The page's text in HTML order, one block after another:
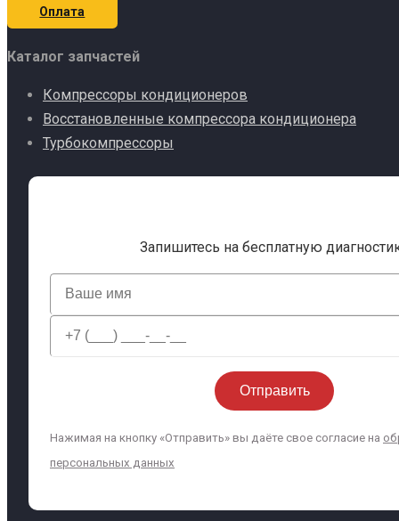
Оплата
Каталог запчастей
Компрессоры кондиционеров
Восстановленные компрессора кондиционера
Турбокомпрессоры
Запишитесь на бесплатную
Нажимая на кнопку «Отправить» вы даёте свое согласие на
персональных данных